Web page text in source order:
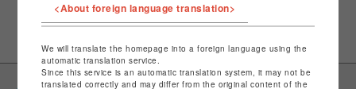
<About foreign language translation>
We will translate the homepage into a foreign language using the
automatic translation service.
Since this service is an automatic translation system, it may not be
translated correctly and may differ from the original content of the